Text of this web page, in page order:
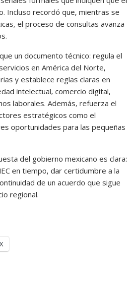
Incluso recordó que, mientras se
el proceso de consultas avanza
un documento técnico: regula el
en América del Norte,
y establece reglas claras en
intelectual, comercio digital,
laborales. Además, refuerza el
estratégicos como el
oportunidades para las pequeñas
del gobierno mexicano es clara:
en tiempo, dar certidumbre a la
de un acuerdo que sigue
regional.
X